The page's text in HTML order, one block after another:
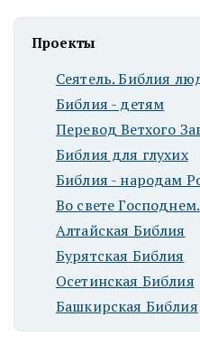
Проекты
Сеятель. Библия
Библия - детям
Перевод Ветхого
Библия для глухих
Библия - народам
Во свете
Алтайская Библия
Бурятская Библия
Осетинская Библия
Башкирская Библия